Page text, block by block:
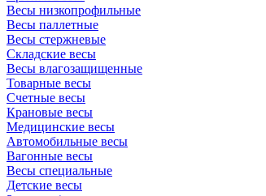
Весы низкопрофильные
Весы паллетные
Весы стержневые
Складские весы
Весы влагозащищенные
Товарные весы
Счетные весы
Крановые весы
Медицинские весы
Автомобильные весы
Вагонные весы
Весы специальные
Детские весы